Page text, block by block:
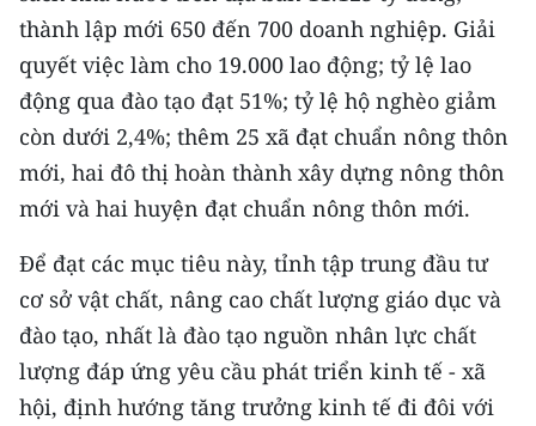
TIN ĐỊA PHƯƠNG
Trung du và miền núi phía Bắc
Đồng bằng sông Hồng
Bắc Trung Bộ
Duyên hải Nam Trung Bộ và Tây
Nguyên
Đông Nam Bộ
Đồng bằng sông Cửu Long
thành lập mới 650 đến 700 doanh nghiệp. Giải
quyết việc làm cho 19.000 lao động; tỷ lệ lao
động qua đào tạo đạt 51%; tỷ lệ hộ nghèo giảm
còn dưới 2,4%; thêm 25 xã đạt chuẩn nông thôn
mới, hai đô thị hoàn thành xây dựng nông thôn
mới và hai huyện đạt chuẩn nông thôn mới.
Để đạt các mục tiêu này, tỉnh tập trung đầu tư
cơ sở vật chất, nâng cao chất lượng giáo dục và
đào tạo, nhất là đào tạo nguồn nhân lực chất
lượng đáp ứng yêu cầu phát triển kinh tế - xã
hội, định hướng tăng trưởng kinh tế đi đôi với